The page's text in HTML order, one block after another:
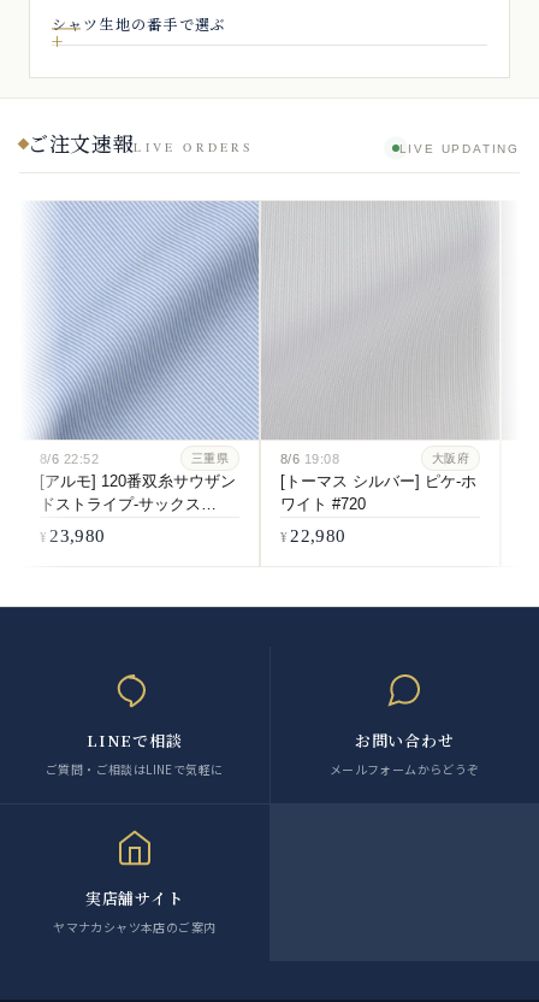
シャツ生地の番手で選ぶ
ご注文速報LIVE ORDERS LIVE UPDATING
8/6 22:52 三重県
[アルモ] 120番双糸サウザン
ドストライプ-サックス
#6084
23,980
8/6 19:08 大阪府
[トーマス シルバー] ピケ-ホ
ワイト #720
22,980
LINEで相談
ご質問・ご相談はLINEで気軽に
お問い合わせ
メールフォームからどうぞ
実店舗サイト
ヤマナカシャツ本店のご案内